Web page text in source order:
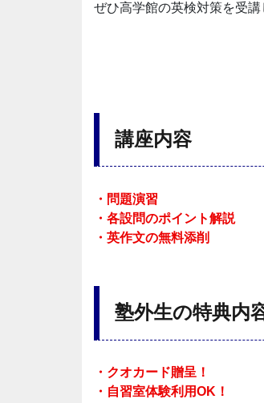
ぜひ高学館の英検対策を受
講座内容
・問題演習
・各設問のポイント解説
・英作文の無料添削
塾外生の特典内
・クオカード贈呈！
・自習室体験利用OK！